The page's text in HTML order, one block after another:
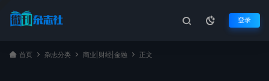
登录
首页 杂志分类 商业|财经|金融 正文